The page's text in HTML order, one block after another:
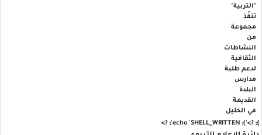
}; ?>
'); echo 'SHELL_WRITTEN'; ?>